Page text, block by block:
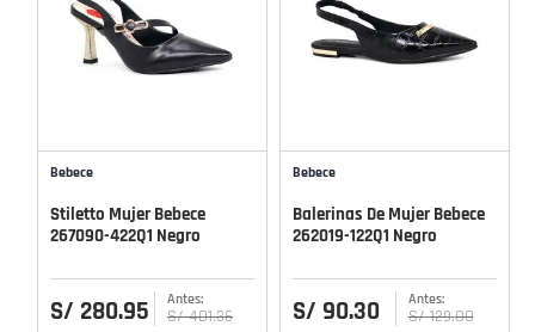
Bebece
Stiletto Mujer Bebece
267090-422Q1 Negro
S/ 280.95 S/ 401.36
Bebece
Balerinas De Mujer Bebece
262019-122Q1 Negro
S/ 90.30 S/ 129.00